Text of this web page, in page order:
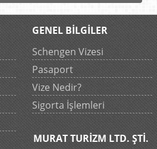
GENEL BİLGİLER
Schengen Vizesi
Pasaport
Vize Nedir?
Sigorta İşlemleri
MURAT TURİZM LTD. ŞTİ.